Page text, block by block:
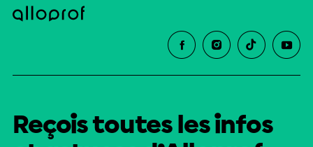
Reçois toutes les infos